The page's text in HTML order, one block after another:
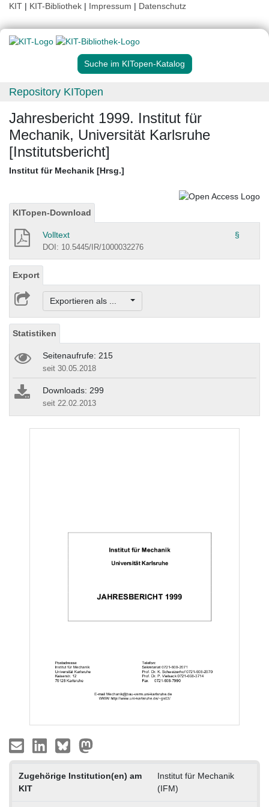
KIT | KIT-Bibliothek | Impressum | Datenschutz
Suche im KITopen-Katalog
Repository KITopen
Jahresbericht 1999. Institut für
Mechanik, Universität Karlsruhe
[Institutsbericht]
Institut für Mechanik [Hrsg.]
KITopen-Download
Volltext §
DOI: 10.5445/IR/1000032276
Export
Exportieren als ...
Statistiken
Seitenaufrufe: 215
seit 30.05.2018
Downloads: 299
seit 22.02.2013
Zugehörige Institution(en) am
KIT
Institut für Mechanik
(IFM)